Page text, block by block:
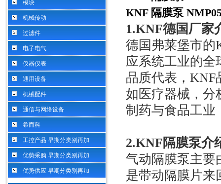
模块
机械传动
过滤件
电子电气
仪器仪表
通用设备
机械配件
通信与网络设备
希而科
工控产品 早期分类别再加
优势采购 早期分类别再加
优势供应 早期分类别再加
KNF 隔膜泵
1.KNF德国厂家
德国弗莱堡市的
应系统工业的全
品质代表， KNF
如医疗器械，分
制药与食品工业
2.KNF隔膜泵介
气动隔膜泵主要
是带动隔膜片来